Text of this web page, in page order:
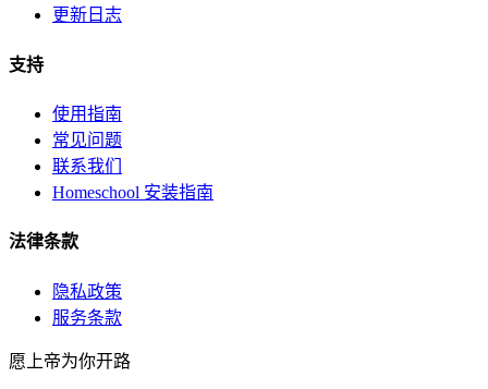
更新日志
支持
使用指南
常见问题
联系我们
Homeschool 安装指南
法律条款
隐私政策
服务条款
愿上帝为你开路